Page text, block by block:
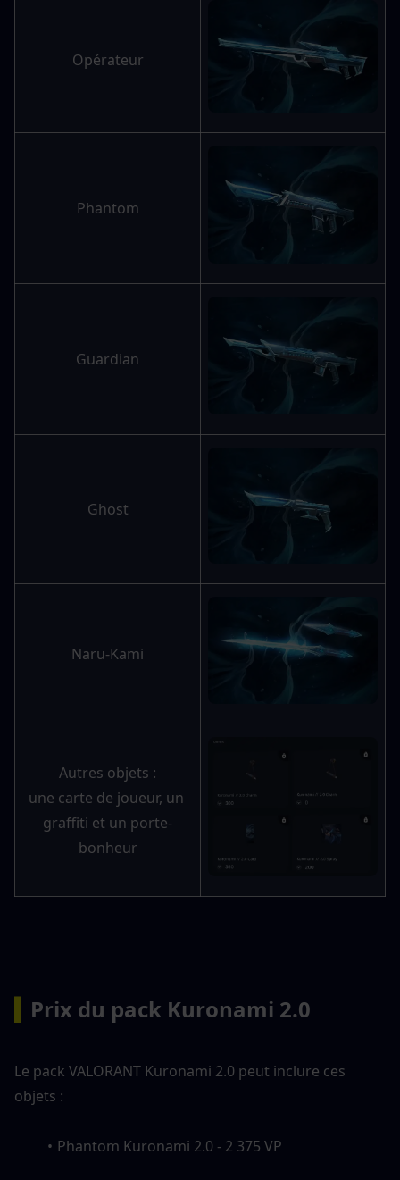
Opérateur
Phantom
Guardian
Ghost
Naru-Kami
Autres objets :
une carte de joueur, un
graffiti et un porte-
bonheur
Prix du pack Kuronami 2.0
Le pack VALORANT Kuronami 2.0 peut inclure ces
objets :
Phantom Kuronami 2.0 - 2 375 VP